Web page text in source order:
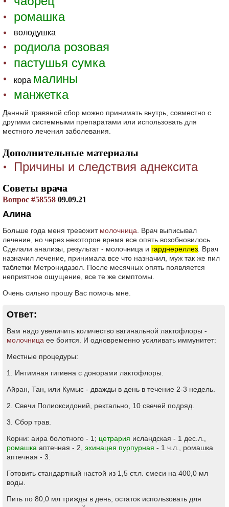
ромашка
володушка
родиола розовая
пастушья сумка
кора малины
манжетка
Данный травяной сбор можно принимать внутрь, совместно с
другими системными препаратами или использовать для
местного лечения заболевания.
Дополнительные материалы
Причины и следствия аднексита
Советы врача
Вопрос #58558 09.09.21
Алина
Больше года меня тревожит молочница . Врач выписывал
лечение, но через некоторое время все опять возобновилось.
Сделали анализы, результат - молочница и гарднереллез . Врач
назначил лечение, принимала все что назначил, муж так же пил
таблетки Метронидазол. После месячных опять появляется
неприятное ощущение, все те же симптомы.
Очень сильно прошу Вас помочь мне.
Ответ:
Вам надо увеличить количество вагинальной лактофлоры -
молочница ее боится. И одновременно усиливать иммунитет:
Местные процедуры:
1. Интимная гигиена с донорами лактофлоры.
Айран, Тан, или Кумыс - дважды в день в течение 2-3 недель.
2. Свечи Полиоксидоний, ректально, 10 свечей подряд.
3. Сбор трав.
Корни: аира болотного - 1; цетрария исландская - 1 дес.л.,
ромашка аптечная - 2, эхинацея пурпурная - 1 ч.л., ромашка
аптечная - 3.
Готовить стандартный настой из 1,5 ст.л. смеси на 400,0 мл
воды.
Пить по 80,0 мл трижды в день; остаток использовать для